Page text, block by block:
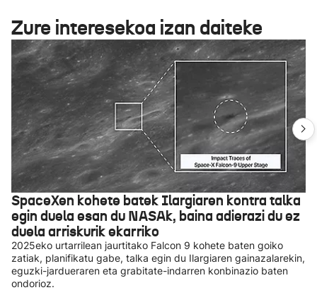
Zure interesekoa izan daiteke
SpaceXen kohete batek Ilargiaren kontra talka
egin duela esan du NASAk, baina adierazi du ez
duela arriskurik ekarriko
2025eko urtarrilean jaurtitako Falcon 9 kohete baten goiko
zatiak, planifikatu gabe, talka egin du Ilargiaren gainazalarekin,
eguzki-jardueraren eta grabitate-indarren konbinazio baten
ondorioz.